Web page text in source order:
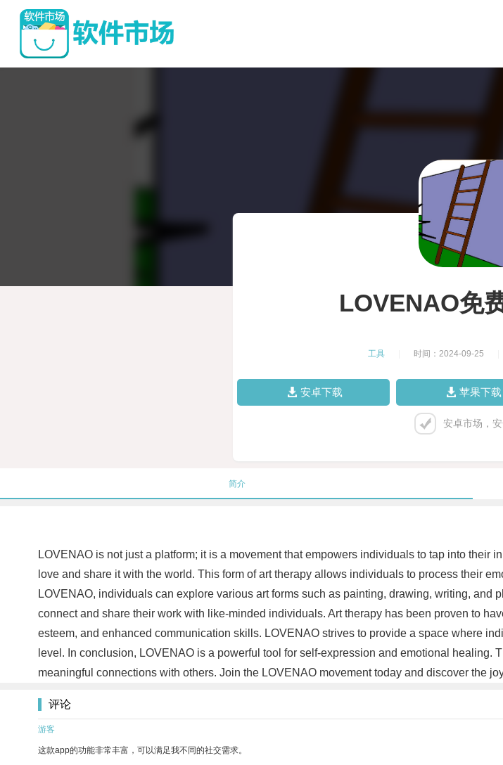
LOVENAO免
工具 时间：2024-09-25
安卓下载 苹果下载
安卓市场，
简介
LOVENAO is not just a platform; it is a movement that empowers individuals to tap into their
love and share it with the world. This form of art therapy allows individuals to process their
LOVENAO, individuals can explore various art forms such as painting, drawing, writing, and
connect and share their work with like-minded individuals. Art therapy has been proven to
esteem, and enhanced communication skills. LOVENAO strives to provide a space where
level. In conclusion, LOVENAO is a powerful tool for self-expression and emotional
meaningful connections with others. Join the LOVENAO movement today and discover the
评论
游客
这款app的功能非常丰富，可以满足我不同的社交需求。